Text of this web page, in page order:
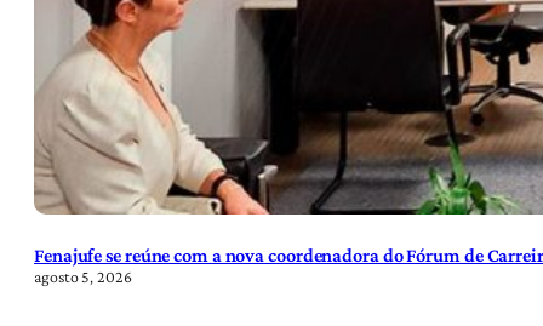
Fenajufe se reúne com a nova coordenadora do Fórum de
agosto 5, 2026